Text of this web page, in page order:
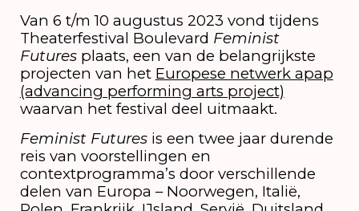
Van 6 t/m 10 augustus 2023 vond tijdens
Theaterfestival Boulevard Feminist
Futuresplaats, een van de belangrijkste
projecten van het Europese netwerk apap
(advancing performing arts project)
waarvan het festival deel uitmaakt.
Feminist Futuresis een twee jaar durende
reis van voorstellingen en
contextprogramma’s door verschillende
delen van Europa – Noorwegen, Italië,